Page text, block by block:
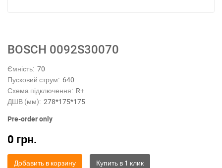
BOSCH 0092S30070
Ємність: 70
Пусковий струм: 640
Схема підключення: R+
ДШВ (мм): 278*175*175
Pre-order only
0 грн.
Добавить в корзину